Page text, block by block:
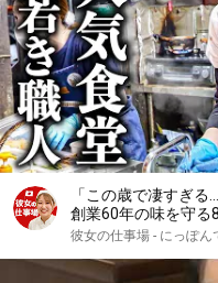
「この歳で凄すぎ
創業60年の味を守る
彼女の仕事場 - にっぽん